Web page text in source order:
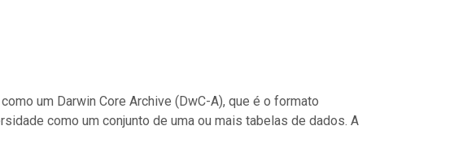
um Darwin Core Archive (DwC-A), que é o formato
como um conjunto de uma ou mais tabelas de dados. A